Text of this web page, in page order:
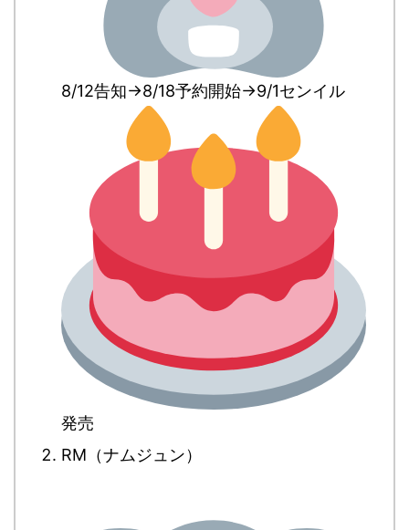
8/12告知→8/18予約開始→9/1センイル
発売
RM（ナムジュン）